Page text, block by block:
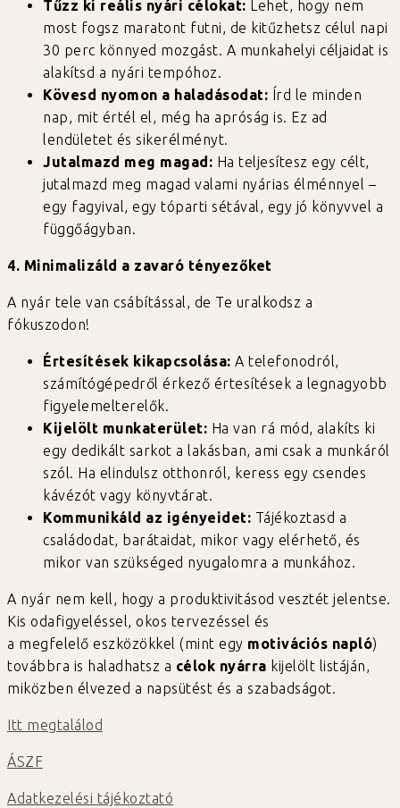
Tűzz ki reális nyári célokat: Lehet, hogy nem
most fogsz maratont futni, de kitűzhetsz célul napi
30 perc könnyed mozgást. A munkahelyi céljaidat is
alakítsd a nyári tempóhoz.
Kövesd nyomon a haladásodat: Írd le minden
nap, mit értél el, még ha apróság is. Ez ad
lendületet és sikerélményt.
Jutalmazd meg magad: Ha teljesítesz egy célt,
jutalmazd meg magad valami nyárias élménnyel –
egy fagyival, egy tóparti sétával, egy jó könyvvel a
függőágyban.
4. Minimalizáld a zavaró tényezőket
A nyár tele van csábítással, de Te uralkodsz a
fókuszodon!
Értesítések kikapcsolása: A telefonodról,
számítógépedről érkező értesítések a legnagyobb
figyelemelterelők.
Kijelölt munkaterület: Ha van rá mód, alakíts ki
egy dedikált sarkot a lakásban, ami csak a munkáról
szól. Ha elindulsz otthonról, keress egy csendes
kávézót vagy könyvtárat.
Kommunikáld az igényeidet: Tájékoztasd a
családodat, barátaidat, mikor vagy elérhető, és
mikor van szükséged nyugalomra a munkához.
A nyár nem kell, hogy a produktivitásod vesztét jelentse.
Kis odafigyeléssel, okos tervezéssel és
a megfelelő eszközökkel (mint egy motivációs napló)
továbbra is haladhatsz a célok nyárra kijelölt listáján,
miközben élvezed a napsütést és a szabadságot.
Itt megtalálod
ÁSZF
Adatkezelési tájékoztató